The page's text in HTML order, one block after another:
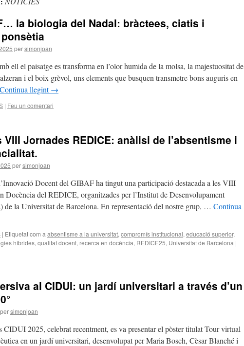
la biologia del Nadal: bràctees, ciatis i
persimonjoan
ell el paisatge es transforma en l’olor humida de la molsa, la majestuositat de
i el boix grèvol, uns elements que busquen transmetre bons auguris en
Continua llegint→
| Feu un comentari
VIII Jornades REDICE: anàlisi de l’absentisme i
persimonjoan
Docent del GIBAF ha tingut una participació destacada a les VIII
Docència del REDICE, organitzades per l’Institut de Desenvolupament
de la Universitat de Barcelona. En representació del nostre grup, … Continua
| Etiquetat com a absentisme a la universitat, compromís institucional, educació superior,
híbrides, qualitat docent, recerca en docència, REDICE25, Universitat de Barcelona |
al CIDUI: un jardí universitari a través d’un
persimonjoan
CIDUI 2025, celebrat recentment, es va presentar el pòster titulat Tour virtual
en un jardí universitari, desenvolupat per Maria Bosch, Cèsar Blanché i